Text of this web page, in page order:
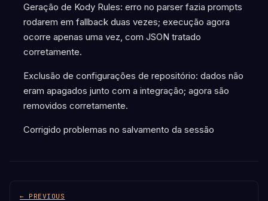
Geração de Kody Rules: erro no parser fazia prompts
rodarem em fallback duas vezes; execução agora
ocorre apenas uma vez, com JSON tratado
corretamente.
Exclusão de configurações de repositório: dados não
eram apagados junto com a integração; agora são
removidos corretamente.
Corrigido problemas no salvamento da sessão
← PREVIOUS